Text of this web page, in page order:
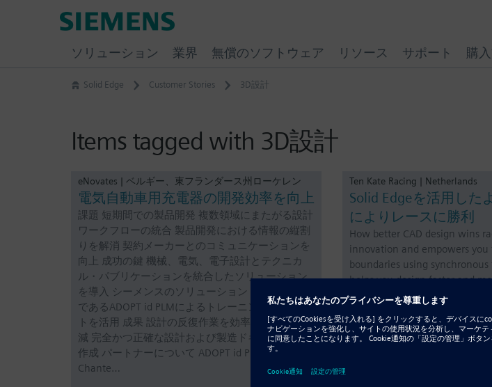
Solid Edge Customer Stories 3D設計
Items tagged with 3D設計
eNovates | ベルギー、東フランダース州ローケレン
電気自動車用充電器の開発効率を向上
課題 短期間での製品開発 複数領域にまたがる設計
ワークフローの統合 製品開発における情報の縦割
りを解消 契約メーカーとのコミュニケーションを
向上 成功の鍵 機械、電気、電子設計とテクニカ
ル・パブリケーションを統合したソリューション
を導入 シーメンスのソリューション・パートナー
であるADOPT id PLMによるトレーニングやサポー
トを活用 成果 設計の反復作業を効率化 ミスを削
減 完全かつ正確な設計および製造ドキュメントを
作成 パートナーについて ADOPT id PLM Jurgen
Chante…
Ten Kate Racing | Netherlands
Solid Edgeを活用した
によりレースに勝利
How better CAD design wins
innovation and empowers
boundaries using
helps you design faster and
without the constraints of
ソリューション 業界 無償のソフトウェア リソース サポート 購